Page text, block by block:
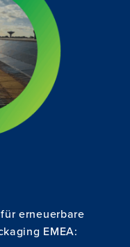
erneuerbare
EMEA: